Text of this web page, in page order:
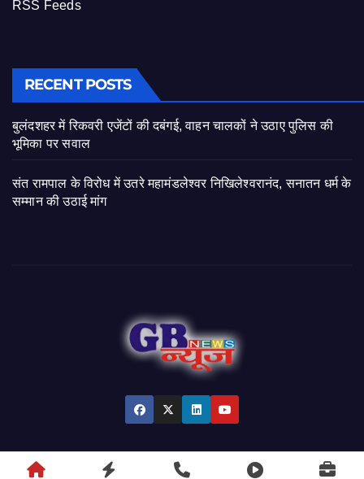
RSS Feeds
RECENT POSTS
बुलंदशहर में रिकवरी एजेंटों की दबंगई, वाहन चालकों ने उठाए पुलिस की
भूमिका पर सवाल
संत रामपाल के विरोध में उतरे महामंडलेश्वर निखिलेश्वरानंद, सनातन धर्म के
सम्मान की उठाई मांग